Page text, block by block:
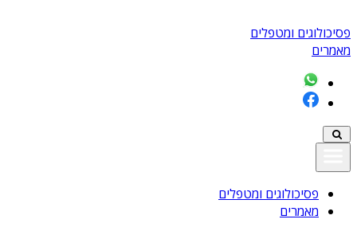
פסיכולוגים ומטפלים
מאמרים
פסיכולוגים ומטפלים
מאמרים